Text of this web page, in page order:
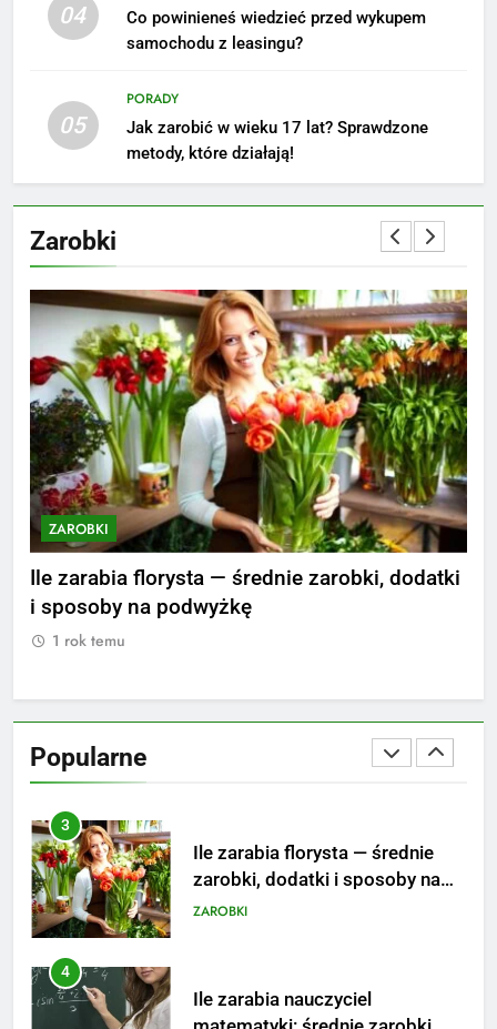
04
Co powinieneś wiedzieć przed wykupem
samochodu z leasingu?
05
PORADY
Jak zarobić w wieku 17 lat? Sprawdzone
metody, które działają!
Zarobki
ZAROBKI
Ile zarabia florysta — średnie zarobki, dodatki
i sposoby na podwyżkę
1 rok temu
Popularne
pomysły i przykłady, które
zainspirują
ZAROBKI
7
Jak przygotować się finansowo
na narodziny dziecka: ile to
Netflix tagger — czym jest,
opinie i zarobki
PRACA
1
Ile zarabia striptizer: poznaj
aktualne stawki męskiego
striptizera
ZAROBKI
2
Ile zarabia psycholog szkolny:
poznaj średnie zarobki na tym
3
Ile zarabia florysta — średnie
zarobki, dodatki i sposoby na
4
Ile zarabia nauczyciel
5
Ile zarabia podolog: poznajmy